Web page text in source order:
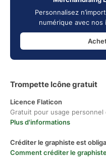
Personnalisez
numérique avec nos
Trompette Icône gratuit
Licence Flaticon
Gratuit pour usage
Plus d'informations
Créditer le graphiste est
Comment créditer le